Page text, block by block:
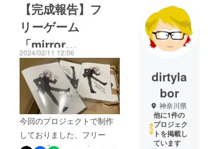
【完成報告】フ
リーゲーム
「mirror
insideout」解説本
『ウラとオモテの
光さすトコロ。』
完成しました！
2024/02/11 12:06
今回のプロジェクトで制作
しておりました、フリー
dirtyla
bor
神奈川県
他に1件の
プロジェク
トを掲載し
ています